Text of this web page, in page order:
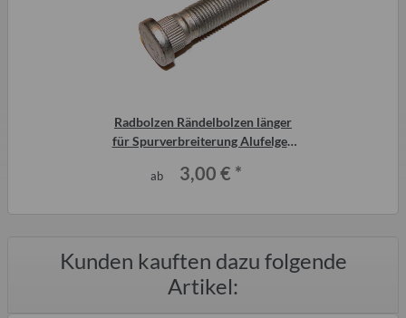
Radbolzen Rändelbolzen länger
für Spurverbreiterung Alufelgen
ab 3,00 € *
Kunden kauften dazu folgende
Artikel: